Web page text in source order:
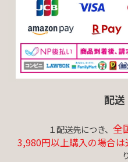
配送
１配送先につき、 全
3,980円以上購入の場合は